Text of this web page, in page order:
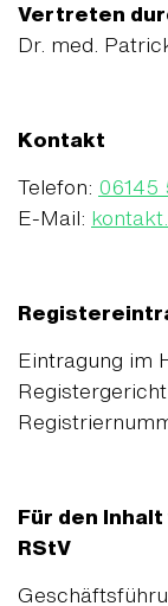
Vertreten
Dr. med.
Kontakt
Telefon: 06145
E-Mail:
Eintragung im
Für den
RStV